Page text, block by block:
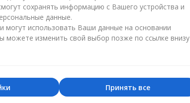
101 разноцветная роза
сохранять информацию с Вашего устройства и
данные.
могут использовать Ваши данные на основании
можете изменить свой выбор позже по ссылке внизу
Принять все